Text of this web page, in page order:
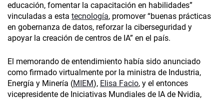
educación, fomentar la capacitación en habilidades”
vinculadas a esta tecnología, promover “buenas prácticas
en gobernanza de datos, reforzar la ciberseguridad y
apoyar la creación de centros de IA” en el país.
El memorando de entendimiento había sido anunciado
como firmado virtualmente por la ministra de Industria,
Energía y Minería (MIEM), Elisa Facio, y el entonces
vicepresidente de Iniciativas Mundiales de IA de Nvidia,